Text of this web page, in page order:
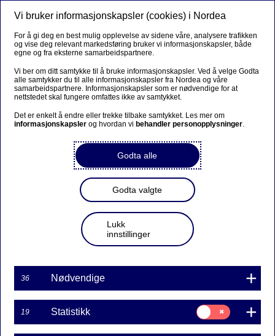
Vi bruker informasjonskapsler (cookies) i Nordea
For å gi deg en best mulig opplevelse av sidene våre, analysere trafikken
og vise deg relevant markedsføring bruker vi informasjonskapsler, både
egne og fra eksterne samarbeidspartnere.
Vi ber om ditt samtykke til å bruke informasjonskapsler. Ved å velge Godta
alle samtykker du til alle informasjonskapsler fra Nordea og våre
samarbeidspartnere. Informasjonskapsler som er nødvendige for at
nettstedet skal fungere omfattes ikke av samtykket.
Det er enkelt å endre eller trekke tilbake samtykket. Les mer om
informasjonskapsler og hvordan vi behandler personopplysninger.
Godta alle
Godta valgte
Lukk
innstillinger
36 Nødvendige
19 Statistikk
Samtykke
til:
Statistikk